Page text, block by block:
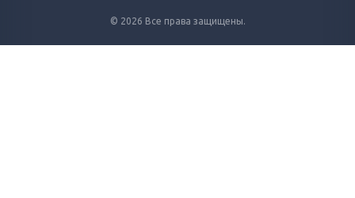
© 2026 Все права защищены.